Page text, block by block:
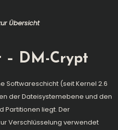
Übersicht
– DM-Crypt
Softwareschicht (seit Kernel 2.6
der Dateisystemebene und den
Partitionen liegt. Der
Verschlüsselung verwendet